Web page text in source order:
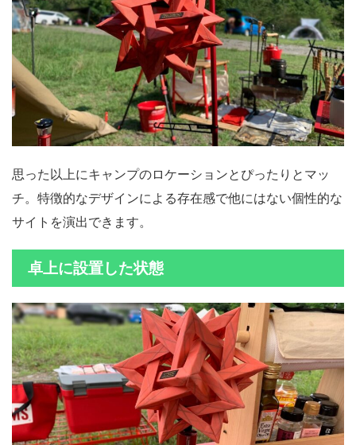
思った以上にキャンプのロケーションとぴったりとマッ
チ。特徴的なデザインによる存在感で他にはない個性的な
サイトを演出できます。
卓上に設置した状態